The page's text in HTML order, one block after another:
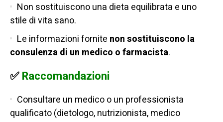
Non sostituiscono una dieta equilibrata e uno
stile di vita sano.
Le informazioni fornite non sostituiscono la
consulenza di un medico o farmacista.
✅Raccomandazioni
Consultare un medico o un professionista
qualificato (dietologo, nutrizionista, medico